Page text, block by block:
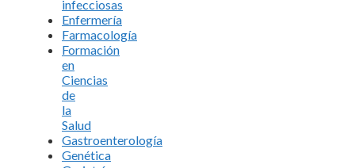
infecciosas
Enfermería
Farmacología
Formación
en
Ciencias
de
la
Salud
Gastroenterología
Genética